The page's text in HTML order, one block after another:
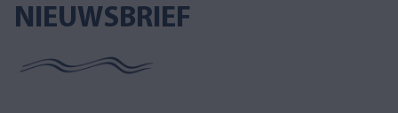
NIEUWSBRIEF